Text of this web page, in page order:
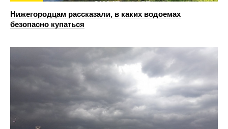
Нижегородцам рассказали, в каких водоемах
безопасно купаться